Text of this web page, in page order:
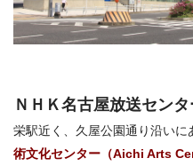
ＮＨＫ名古屋放送セン
栄駅近く、久屋公園通り沿いに
術文化センター（Aichi Arts